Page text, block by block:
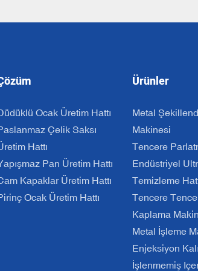
Ocak Üretim Hattı
Çelik Saksı
Hattı
Pan Üretim Hattı
Kapaklar Üretim Hattı
Ocak Üretim Hattı
Ürünler
Metal
Makinesi
Tencere
Endüstriyel
Temizleme
Tencere
Kaplama
Metal İşleme
Enjeksiyon
İşlenmemiş